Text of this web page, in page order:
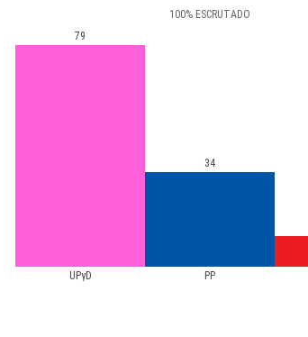
100%ESCRUTADO
UPyD PP
79
34